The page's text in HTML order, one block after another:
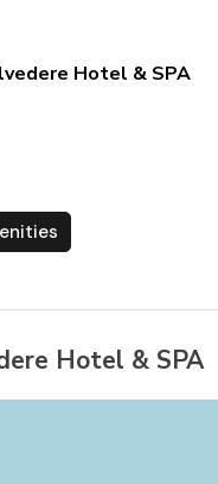
Hotel & SPA
Hotel & SPA